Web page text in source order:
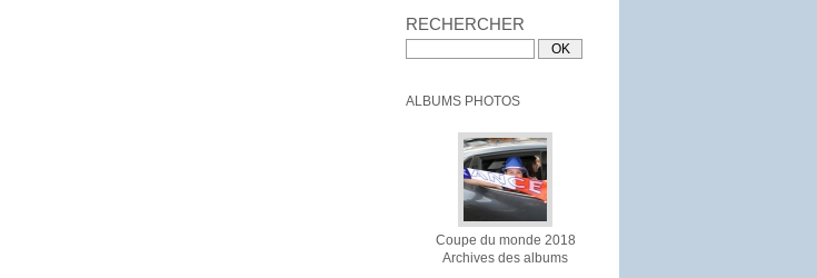
RECHERCHER
ALBUMS PHOTOS
Coupe du monde 2018
Archives des albums